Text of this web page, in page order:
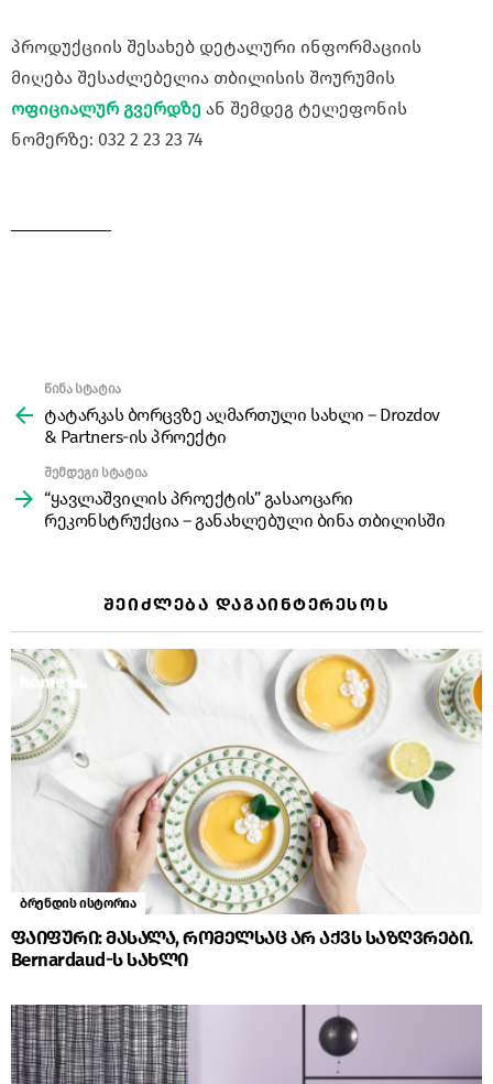
პროდუქციის შესახებ დეტალური ინფორმაციის
მიღება შესაძლებელია თბილისის შოურუმის
ოფიციალურ გვერდზე ან შემდეგ ტელეფონის
ნომერზე: 032 2 23 23 74
more
წინა სტატია
ტატარკას ბორცვზე აღმართული სახლი – Drozdov
& Partners-ის პროექტი
შემდეგი სტატია
“ყავლაშვილის პროექტის” გასაოცარი
რეკონსტრუქცია – განახლებული ბინა თბილისში
ᲨᲔᲘᲫᲚᲔᲑᲐ ᲓᲐᲒᲐᲘᲜᲢᲔᲠᲔᲡᲝᲡ
ბრენდის ისტორია
ფაიფური: მასალა, რომელსაც არ აქვს საზღვრები.
Bernardaud-ს სახლი